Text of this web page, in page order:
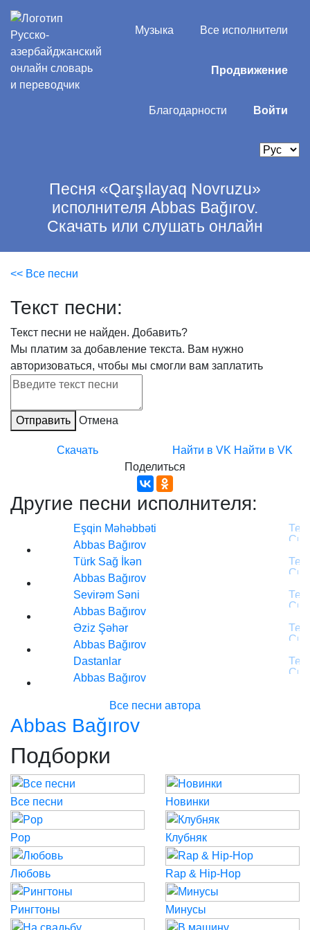
Музыка Все исполнители
Продвижение
Благодарности Войти
Песня «Qarşılayaq Novruzu»
исполнителя Abbas Bağırov.
Скачать или слушать онлайн
<< Все песни
Текст песни:
Текст песни не найден. Добавить?
Мы платим за добавление текста. Вам нужно
авторизоваться, чтобы мы смогли вам заплатить
Отправить Отмена
Скачать Найти в VK Найти в VK
Поделиться
Другие песни исполнителя:
Eşqin Məhəbbəti
Abbas Bağırov
Türk Sağ İkən
Abbas Bağırov
Sevirəm Səni
Abbas Bağırov
Əziz Şəhər
Abbas Bağırov
Dastanlar
Abbas Bağırov
Все песни автора
Abbas Bağırov
Подборки
Все песни Новинки
Pop Клубняк
Любовь Rap & Hip-Hop
Рингтоны Минусы